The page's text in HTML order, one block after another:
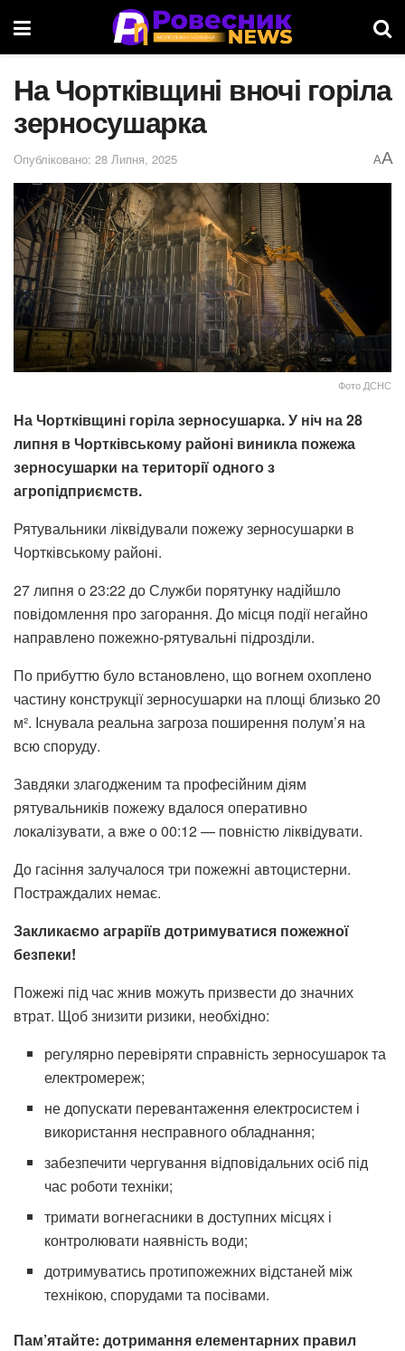
На Чортківщині вночі горіла
зерносушарка
Опубліковано: 28 Липня, 2025 AA
Фото ДСНС
На Чортківщині горіла зерносушарка. У ніч на 28
липня в Чортківському районі виникла пожежа
зерносушарки на території одного з
агропідприємств.
Рятувальники ліквідували пожежу зерносушарки в
Чортківському районі.
27 липня о 23:22 до Служби порятунку надійшло
повідомлення про загорання. До місця події негайно
направлено пожежно-рятувальні підрозділи.
По прибуттю було встановлено, що вогнем охоплено
частину конструкції зерносушарки на площі близько 20
м². Існувала реальна загроза поширення полум’я на
всю споруду.
Завдяки злагодженим та професійним діям
рятувальників пожежу вдалося оперативно
локалізувати, а вже о 00:12 — повністю ліквідувати.
До гасіння залучалося три пожежні автоцистерни.
Постраждалих немає.
Закликаємо аграріїв дотримуватися пожежної
безпеки!
Пожежі під час жнив можуть призвести до значних
втрат. Щоб знизити ризики, необхідно:
регулярно перевіряти справність зерносушарок та
електромереж;
не допускати перевантаження електросистем і
використання несправного обладнання;
забезпечити чергування відповідальних осіб під
час роботи техніки;
тримати вогнегасники в доступних місцях і
контролювати наявність води;
дотримуватись протипожежних відстаней між
технікою, спорудами та посівами.
Пам’ятайте: дотримання елементарних правил